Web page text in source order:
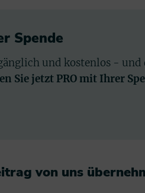
Spende
und kostenlos -
Sie jetzt PRO mit Ihrer
von uns